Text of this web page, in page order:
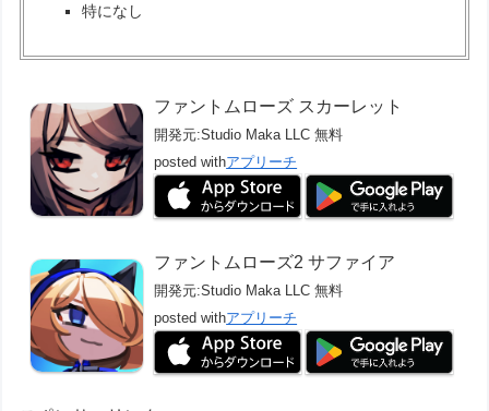
特になし
ファントムローズ スカーレット
開発元:Studio Maka LLC 無料
posted withアプリーチ
ファントムローズ2 サファイア
開発元:Studio Maka LLC 無料
posted withアプリーチ